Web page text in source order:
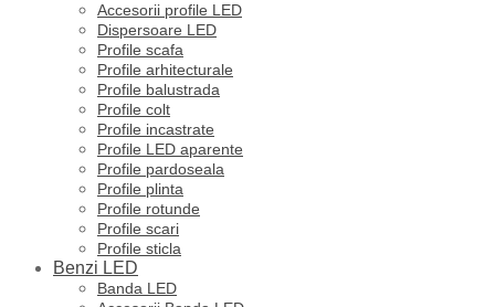
Accesorii profile LED
Dispersoare LED
Profile scafa
Profile arhitecturale
Profile balustrada
Profile colt
Profile incastrate
Profile LED aparente
Profile pardoseala
Profile plinta
Profile rotunde
Profile scari
Profile sticla
Benzi LED
Banda LED